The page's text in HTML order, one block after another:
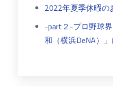
2022年夏季休暇の
-part２-プロ野球
和（横浜DeNA）